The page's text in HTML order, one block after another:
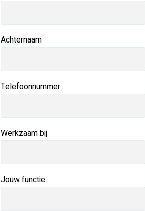
Achternaam
Telefoonnummer
Werkzaam bij
Jouw functie